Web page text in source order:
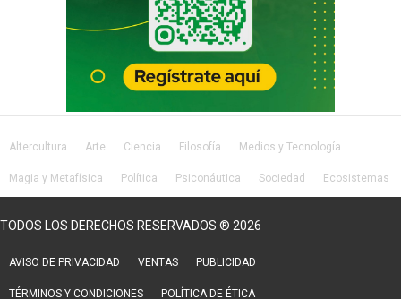
Altercultura Arte Ciencia Filosofía Medios y Tecnología
Magia y Metafísica Política Psiconáutica Sociedad Ecosistemas
TODOS LOS DERECHOS RESERVADOS ® 2026
AVISO DE PRIVACIDAD VENTAS PUBLICIDAD
TÉRMINOS Y CONDICIONES POLÍTICA DE ÉTICA